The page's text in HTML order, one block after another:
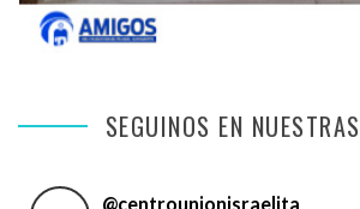
SEGUINOS EN
@centrounionisraelita